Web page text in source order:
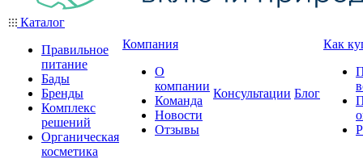
Каталог
Правильное
питание
Бады
Бренды
Комплекс
решений
Органическая
косметика
Компания
О
компании
Команда
Новости
Отзывы
Консультации Блог
Как